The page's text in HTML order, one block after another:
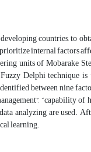
countries, to
internal factors
units of Mobarake
Delphi technique is
between nine
“capability
are used.
learning.